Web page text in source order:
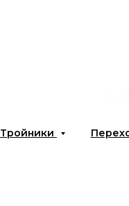
Тройники